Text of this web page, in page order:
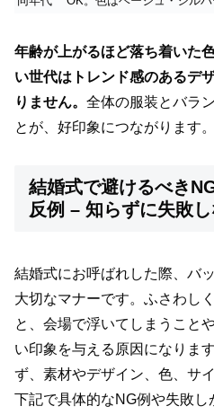
年齢が上がるほど落ち着いた
い世代はトレンド感のあるデ
りません。 全体の服装とバラ
とが、好印象につながります。
結婚式で避けるべき
反例 – 知らずに失敗
結婚式にお呼ばれした際、バ
大切なマナーです。ふさわし
と、会場で浮いてしまうこと
い印象を与える原因になりま
ず、素材やデザイン、色、サ
下記で具体的なNG例や失敗